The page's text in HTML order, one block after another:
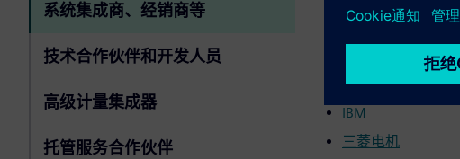
系统集成商、经销商等
技术合作伙伴和开发人员
高级计量集成器
托管服务合作伙伴
阿托斯
绿鸟
IBM
三菱电机